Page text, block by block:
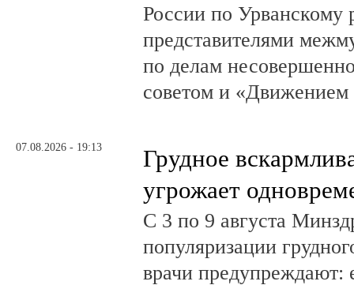
России по Урванскому
представителями
по делам
советом и
07.08.2026 - 19:13
Грудное
угрожает
С 3 по 9 августа
популяризации
врачи предупреждают: